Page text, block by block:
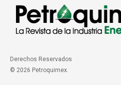
Derechos Reservados
© 2026 Petroquimex.